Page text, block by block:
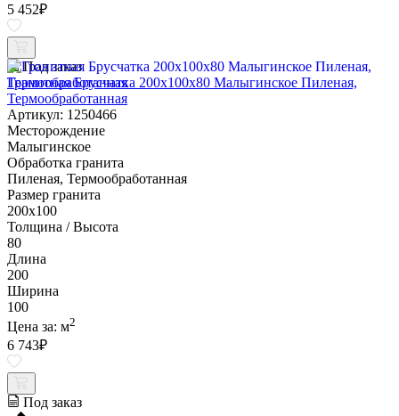
5 452₽
Под заказ
Гранитная Брусчатка 200х100x80 Малыгинское Пиленая,
Термообработанная
Артикул: 1250466
Месторождение
Малыгинское
Обработка гранита
Пиленая, Термообработанная
Размер гранита
200х100
Толщина / Высота
80
Длина
200
Ширина
100
Цена за: м2
6 743₽
Под заказ